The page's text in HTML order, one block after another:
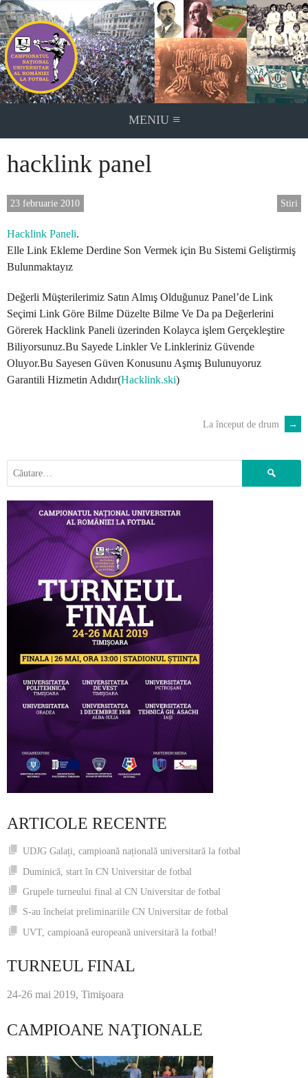
Skip
to
content
MENIU ≡
hacklink panel
Stiri
23 februarie 2010
Hacklink Paneli.
Elle Link Ekleme Derdine Son Vermek için Bu Sistemi Geliştirmiş
Bulunmaktayız
Değerli Müşterilerimiz Satın Almış Olduğunuz Panel’de Link
Seçimi Link Göre Bilme Düzelte Bilme Ve Da pa Değerlerini
Görerek Hacklink Paneli üzerinden Kolayca işlem Gerçekleştire
Biliyorsunuz.Bu Sayede Linkler Ve Linkleriniz Güvende
Oluyor.Bu Sayesen Güven Konusunu Aşmış Bulunuyoruz
Garantili Hizmetin Adıdır(Hacklink.ski)
NAVIGATION
La început de drum →
ARTICOLE RECENTE
UDJG Galați, campioană națională universitară la fotbal
Duminică, start în CN Universitar de fotbal
Grupele turneului final al CN Universitar de fotbal
S-au încheiat preliminariile CN Universitar de fotbal
UVT, campioană europeană universitară la fotbal!
TURNEUL FINAL
24-26 mai 2019, Timişoara
CAMPIOANE NAŢIONALE